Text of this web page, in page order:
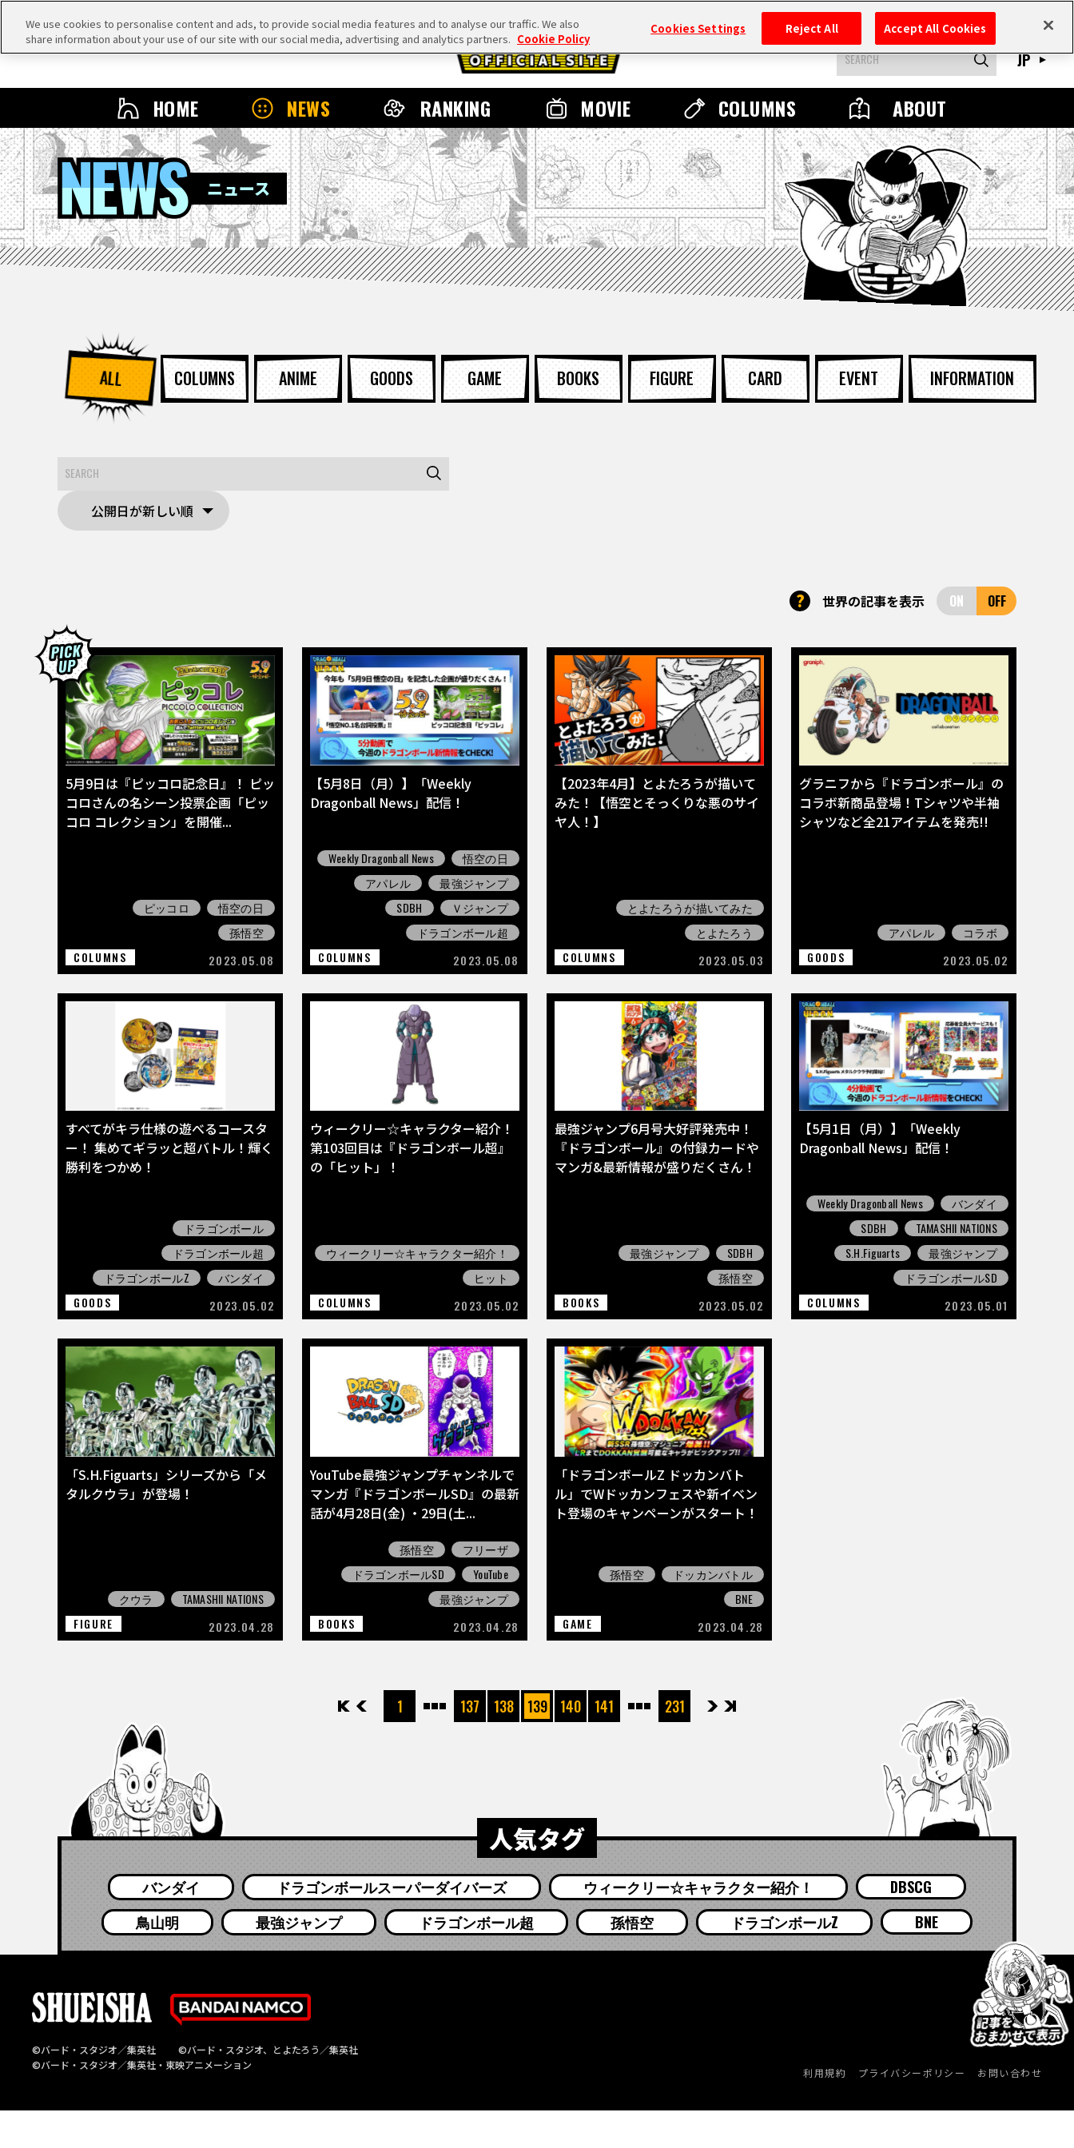
HOME NEWS RANKING MOVIE COLUMNS ABOUT
JP
NEWS
ニュース
ALL COLUMNS ANIME GOODS GAME BOOKS FIGURE CARD EVENT INFORMATION
公開日が新しい順
? 世界の記事を表示
5月9日は『ピッコロ記念日』！ ピッ
コロさんの名シーン投票企画「ピッ
コロ コレクション」を開催...
ピッコロ
悟空の日
孫悟空
COLUMNS
2023.05.08
【5月8日（月）】「Weekly
Dragonball News」配信！
Weekly Dragonball News
悟空の日
アパレル
最強ジャンプ
SDBH
Ｖジャンプ
ドラゴンボール超
COLUMNS
2023.05.08
【2023年4月】とよたろうが描いて
みた！【悟空とそっくりな悪のサイ
ヤ人！】
とよたろうが描いてみた
とよたろう
COLUMNS
2023.05.03
グラニフから『ドラゴンボール』の
コラボ新商品登場！Tシャツや半袖
シャツなど全21アイテムを発売!!
アパレル
コラボ
GOODS
2023.05.02
すべてがキラ仕様の遊べるコースタ
ー！ 集めてギラッと超バトル！輝く
勝利をつかめ！
ドラゴンボール
ドラゴンボール超
ドラゴンボールZ
バンダイ
GOODS
2023.05.02
ウィークリー☆キャラクター紹介！
第103回目は『ドラゴンボール超』
の「ヒット」！
ウィークリー☆キャラクター紹介！
ヒット
COLUMNS
2023.05.02
最強ジャンプ6月号大好評発売中！
『ドラゴンボール』の付録カードや
マンガ&最新情報が盛りだくさん！
最強ジャンプ
SDBH
孫悟空
BOOKS
2023.05.02
【5月1日（月）】「Weekly
Dragonball News」配信！
Weekly Dragonball News
バンダイ
SDBH
TAMASHII NATIONS
S.H.Figuarts
最強ジャンプ
ドラゴンボールSD
COLUMNS
2023.05.01
「S.H.Figuarts」シリーズから「メ
タルクウラ」が登場！
クウラ
TAMASHII NATIONS
FIGURE
2023.04.28
YouTube最強ジャンプチャンネルで
マンガ『ドラゴンボールSD』の最新
話が4月28日(金) ・29日(土...
孫悟空
フリーザ
ドラゴンボールSD
YouTube
最強ジャンプ
BOOKS
2023.04.28
「ドラゴンボールZ ドッカンバト
ル」でWドッカンフェスや新イベン
ト登場のキャンペーンがスタート！
孫悟空
ドッカンバトル
BNE
GAME
2023.04.28
先頭 1 137 138 139 140 141 231次へ 最後
人気タグ
バンダイ ドラゴンボールスーパーダイバーズ ウィークリー☆キャラクター紹介！
DBSCG
鳥山明
最強ジャンプ ドラゴンボール超 孫悟空 ドラゴンボールZ BNE
©バード・スタジオ／集英社
©バード・スタジオ、とよたろう／集英社
©バード・スタジオ／集英社・東映アニメーション
利用規約 プライバシーポリシー お問い合わせ
We use cookies to personalise content and ads, to provide social media features and to analyse our traffic. We also
share information about your use of our site with our social media, advertising and analytics partners. Cookie Policy
Cookies Settings Reject All Accept All Cookies